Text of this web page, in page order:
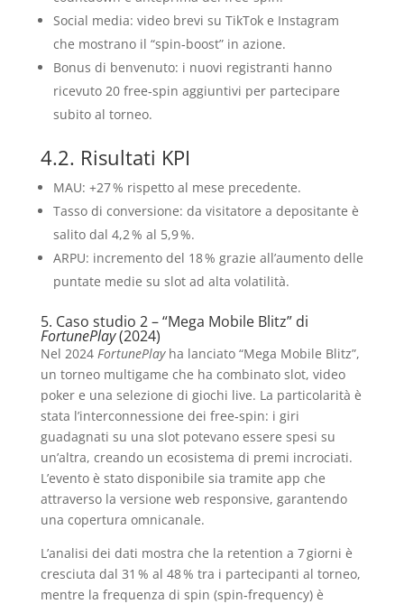
Social media: video brevi su TikTok e Instagram
che mostrano il “spin‑boost” in azione.
Bonus di benvenuto: i nuovi registranti hanno
ricevuto 20 free‑spin aggiuntivi per partecipare
subito al torneo.
4.2. Risultati KPI
MAU: +27 % rispetto al mese precedente.
Tasso di conversione: da visitatore a depositante è
salito dal 4,2 % al 5,9 %.
ARPU: incremento del 18 % grazie all’aumento delle
puntate medie su slot ad alta volatilità.
5. Caso studio 2 – “Mega Mobile Blitz” di
FortunePlay(2024)
Nel 2024 FortunePlayha lanciato “Mega Mobile Blitz”,
un torneo multigame che ha combinato slot, video
poker e una selezione di giochi live. La particolarità è
stata l’interconnessione dei free‑spin: i giri
guadagnati su una slot potevano essere spesi su
un’altra, creando un ecosistema di premi incrociati.
L’evento è stato disponibile sia tramite app che
attraverso la versione web responsive, garantendo
una copertura omnicanale.
L’analisi dei dati mostra che la retention a 7 giorni è
cresciuta dal 31 % al 48 % tra i partecipanti al torneo,
mentre la frequenza di spin (spin‑frequency) è